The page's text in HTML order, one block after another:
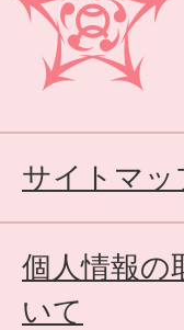
サイトマッ
個人情報の
いて